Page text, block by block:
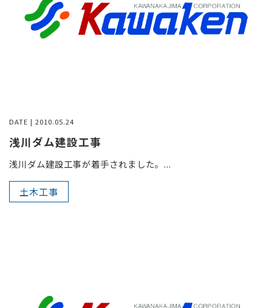
DATE | 2010.05.24
浅川ダム建設工事
浅川ダム建設工事が着手されました。...
土木工事